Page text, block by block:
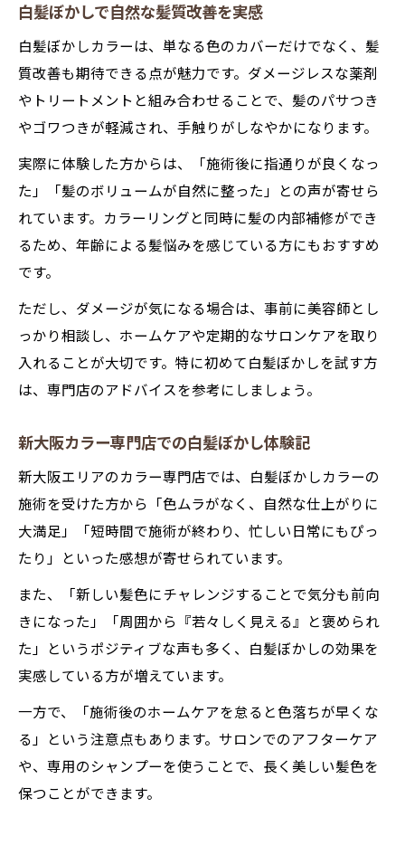
白髪ぼかしで自然な髪質改善を実感
白髪ぼかしカラーは、単なる色のカバーだけでなく、髪
質改善も期待できる点が魅力です。ダメージレスな薬剤
やトリートメントと組み合わせることで、髪のパサつき
やゴワつきが軽減され、手触りがしなやかになります。
実際に体験した方からは、「施術後に指通りが良くなっ
た」「髪のボリュームが自然に整った」との声が寄せら
れています。カラーリングと同時に髪の内部補修ができ
るため、年齢による髪悩みを感じている方にもおすすめ
です。
ただし、ダメージが気になる場合は、事前に美容師とし
っかり相談し、ホームケアや定期的なサロンケアを取り
入れることが大切です。特に初めて白髪ぼかしを試す方
は、専門店のアドバイスを参考にしましょう。
新大阪カラー専門店での白髪ぼかし体験記
新大阪エリアのカラー専門店では、白髪ぼかしカラーの
施術を受けた方から「色ムラがなく、自然な仕上がりに
大満足」「短時間で施術が終わり、忙しい日常にもぴっ
たり」といった感想が寄せられています。
また、「新しい髪色にチャレンジすることで気分も前向
きになった」「周囲から『若々しく見える』と褒められ
た」というポジティブな声も多く、白髪ぼかしの効果を
実感している方が増えています。
一方で、「施術後のホームケアを怠ると色落ちが早くな
る」という注意点もあります。サロンでのアフターケア
や、専用のシャンプーを使うことで、長く美しい髪色を
保つことができます。